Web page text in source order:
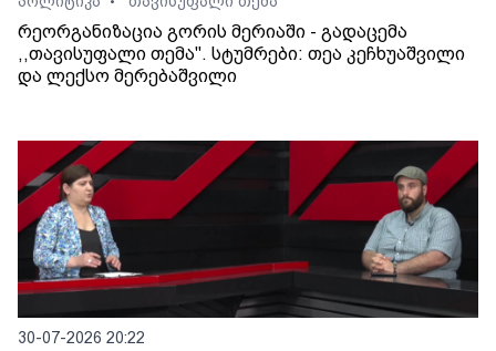
რეორგანიზაცია გორის მერიაში - გადაცემა
,,თავისუფალი თემა". სტუმრები: თეა კეჩხუაშვილი
და ლექსო მერებაშვილი
30-07-2026 20:22